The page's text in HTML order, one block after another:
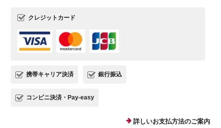
クレジットカード
携帯キャリア決済 銀行振込
コンビニ決済・Pay-easy
詳しいお支払方法のご案内